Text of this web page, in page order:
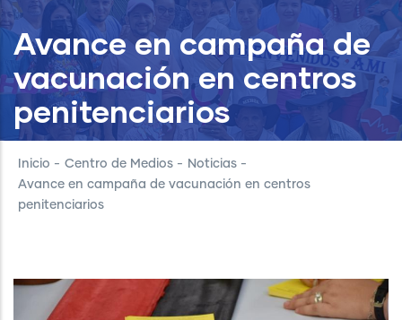
Avance en campaña de
vacunación en centros
penitenciarios
Inicio - Centro de Medios - Noticias -
Avance en campaña de vacunación en centros
penitenciarios